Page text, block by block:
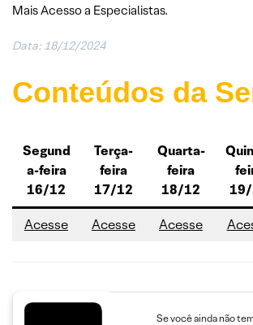
Mais Acesso a Especialistas.
Data: 18/12/2024
Conteúdos da
Segund
a-feira
16/12
Terça-
feira
17/12
Quarta-
feira
18/12
Acesse Acesse Acesse
Se você ainda não